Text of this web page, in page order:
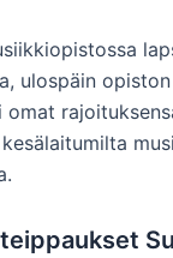
ulospäin
omat